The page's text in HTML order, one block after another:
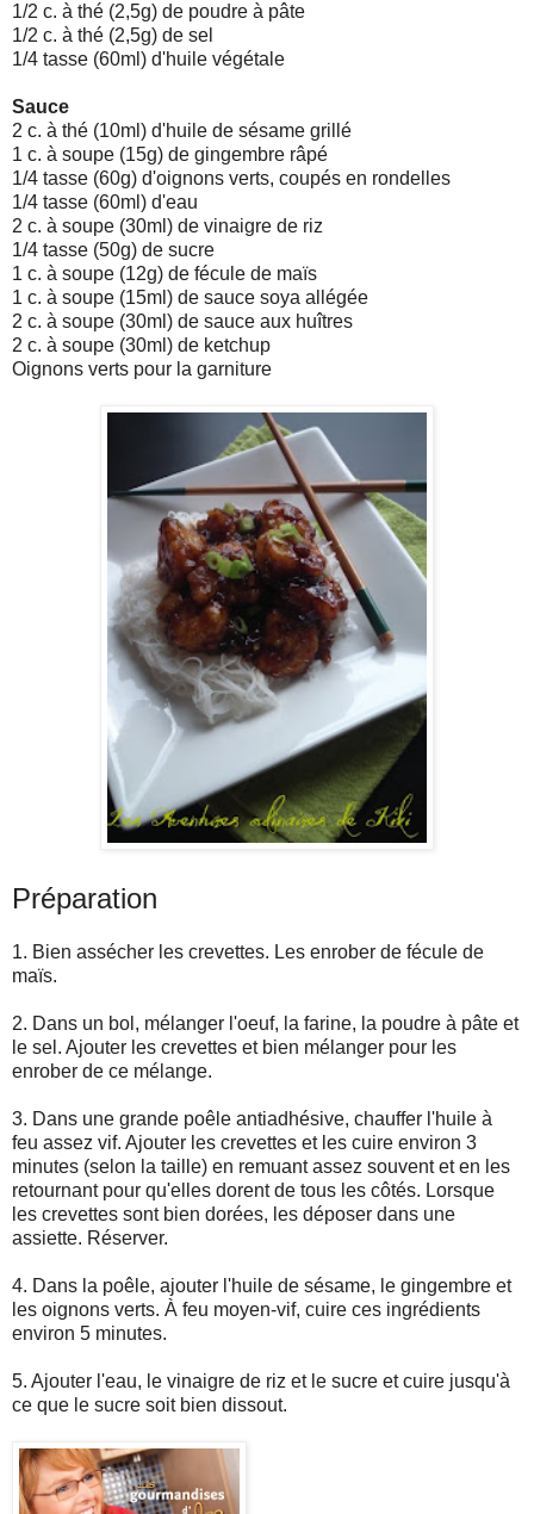
1/2 c. à thé (2,5g) de poudre à pâte
1/2 c. à thé (2,5g) de sel
1/4 tasse (60ml) d'huile végétale
Sauce
2 c. à thé (10ml) d'huile de sésame grillé
1 c. à soupe (15g) de gingembre râpé
1/4 tasse (60g) d'oignons verts, coupés en rondelles
1/4 tasse (60ml) d'eau
2 c. à soupe (30ml) de vinaigre de riz
1/4 tasse (50g) de sucre
1 c. à soupe (12g) de fécule de maïs
1 c. à soupe (15ml) de sauce soya allégée
2 c. à soupe (30ml) de sauce aux huîtres
2 c. à soupe (30ml) de ketchup
Oignons verts pour la garniture
Préparation
1. Bien assécher les crevettes. Les enrober de fécule de
maïs.
2. Dans un bol, mélanger l'oeuf, la farine, la poudre à pâte et
le sel. Ajouter les crevettes et bien mélanger pour les
enrober de ce mélange.
3. Dans une grande poêle antiadhésive, chauffer l'huile à
feu assez vif. Ajouter les crevettes et les cuire environ 3
minutes (selon la taille) en remuant assez souvent et en les
retournant pour qu'elles dorent de tous les côtés. Lorsque
les crevettes sont bien dorées, les déposer dans une
assiette. Réserver.
4. Dans la poêle, ajouter l'huile de sésame, le gingembre et
les oignons verts. À feu moyen-vif, cuire ces ingrédients
environ 5 minutes.
5. Ajouter l'eau, le vinaigre de riz et le sucre et cuire jusqu'à
ce que le sucre soit bien dissout.